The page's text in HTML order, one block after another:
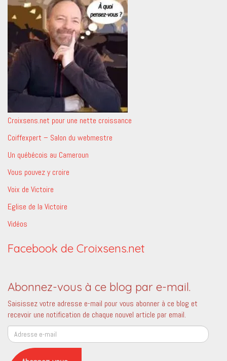
Croixsens.net pour une nette croissance
Coiffexpert – Salon du webmestre
Un québécois au Cameroun
Vous pouvez y croire
Voix de Victoire
Eglise de la Victoire
Vidéos
Facebook de Croixsens.net
Abonnez-vous à ce blog par e-mail.
Saisissez votre adresse e-mail pour vous abonner à ce blog et
recevoir une notification de chaque nouvel article par email.
Adresse
e-
mail